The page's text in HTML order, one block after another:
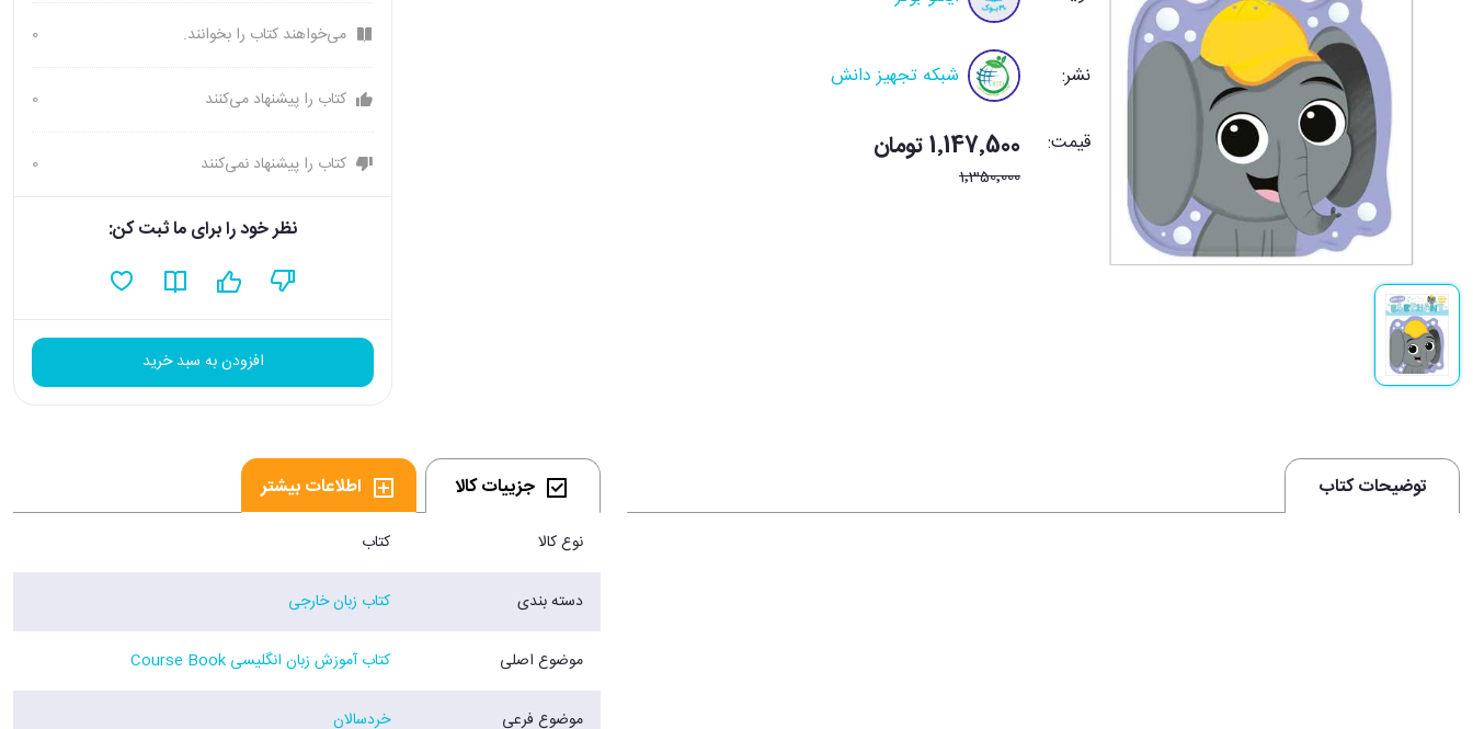
نشر: شبکه تجهیز دانش
قیمت: 1٬147٬500 تومان
1٬350٬000
می‌خواهند کتاب را بخوانند. 0
کتاب را پیشنهاد می‌کنند 0
کتاب را پیشنهاد نمی‌کنند 0
نظر خود را برای ما ثبت کن:
افزودن به سبد خرید
توضیحات کتاب جزییات کالا اطلاعات بیشتر
نوع کالا کتاب
دسته بندی کتاب زبان خارجی
موضوع اصلی کتاب آموزش زبان انگلیسی Course Book
موضوع فرعی خردسالان